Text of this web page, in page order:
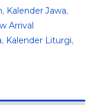
, Kalender Jawa,
Arrival
, Kalender Liturgi,